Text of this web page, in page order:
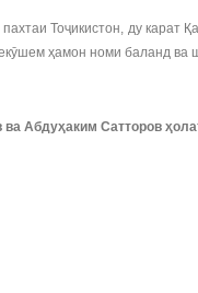
Тоҷикистон, ду
ҳамон номи баланд ва
Абдуҳаким Сатторов